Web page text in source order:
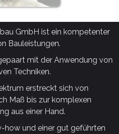
GmbH ist ein kompetenter
Bauleistungen.
mit der Anwendung von
Techniken.
erstreckt sich von
Maß bis zur komplexen
aus einer Hand.
how und einer gut geführten